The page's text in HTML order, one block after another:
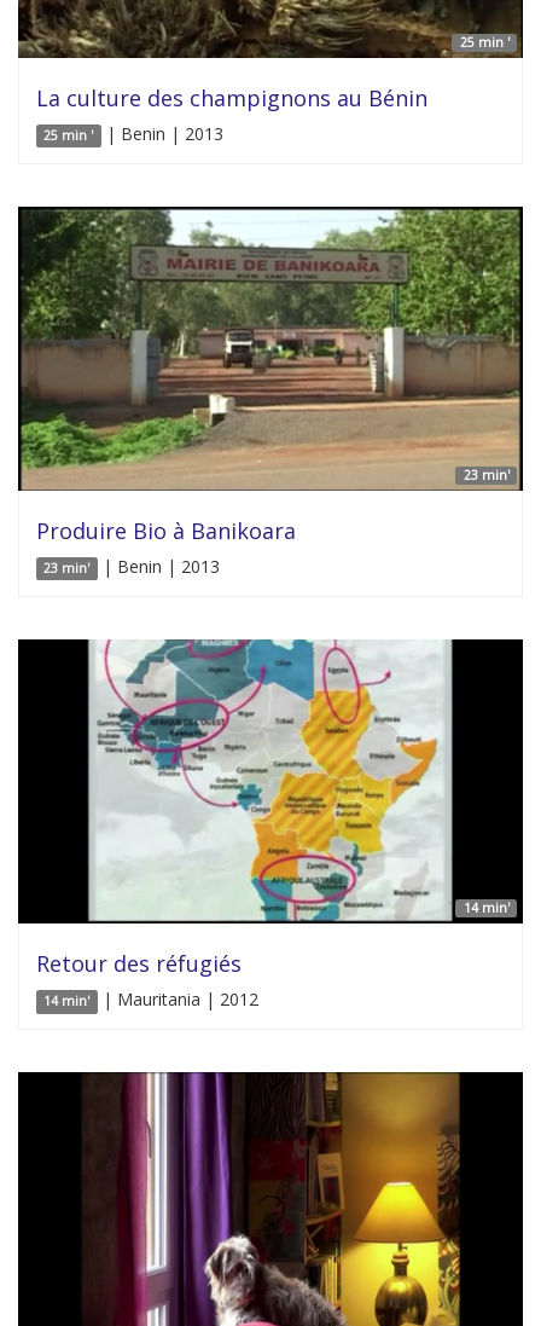
25 min '
La culture des champignons au Bénin
25 min ' | Benin | 2013
23 min'
Produire Bio à Banikoara
23 min' | Benin | 2013
14 min'
Retour des réfugiés
14 min' | Mauritania | 2012